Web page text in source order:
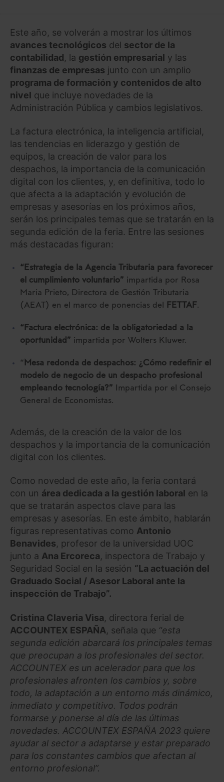
Este año, se volverán a mostrar los últimos
avances tecnológicos del sector de la
contabilidad, la gestión empresarial y las
finanzas de empresas junto con un amplio
programa de formación y contenidos de alto
nivel que incluye novedades de la
Administración Pública y cambios legislativos.
La factura electrónica, la inteligencia artificial,
las tendencias en liderazgo y gestión de
equipos, la creación de valor para los
despachos, la importancia de la comunicación
digital con los clientes, y, en definitiva, todo lo
que afecta a la adaptación y evolución de
empresas y asesorías en los próximos años,
serán los principales temas que se tratarán en la
segunda edición de la feria. Entre las sesiones
más destacadas figuran:
“Estrategia de la Agencia Tributaria para favorecer
el cumplimiento voluntario” impartida por Rosa
Maria Prieto, Directora de Gestión Tributaria
(AEAT) en el marco de ponencias del FETTAF.
“Factura electrónica: de la obligatoriedad a la
oportunidad” impartida por Wolters Kluwer.
“ Mesa redonda de despachos: ¿Cómo redefinir el
modelo de negocio de un despacho profesional
empleando tecnología?” Impartida por el Consejo
General de Economistas.
Además, de la creación de la valor de los
despachos y la importancia de la comunicación
digital con los clientes.
Como novedad de este año, la feria contará
con un área dedicada a la gestión laboral en la
que se tratarán aspectos clave para las
empresas y asesorías. En este ámbito, hablarán
figuras representativas como Antonio
Benavides, profesor de la universidad UOC
junto a Ana Ercoreca, inspectora de Trabajo y
Seguridad Social en la sesión “La actuación del
Graduado Social / Asesor Laboral ante la
inspección de Trabajo”.
Cristina Claveria Visa, directora ferial de
ACCOUNTEX ESPAÑA, señala que “esta
segunda edición abarcará los principales temas
que preocupan a los profesionales del sector.
ACCOUNTEX es un acelerador para que los
profesionales afronten los cambios y, sobre
todo, la adaptación a un entorno más dinámico,
inmediato y competitivo. Todos podrán
formarse y ponerse al día de las últimas
novedades. ACCOUNTEX ESPAÑA 2023 quiere
ayudar al sector a adaptarse y estar preparado
para los constantes cambios que afectan al
entorno profesional”.